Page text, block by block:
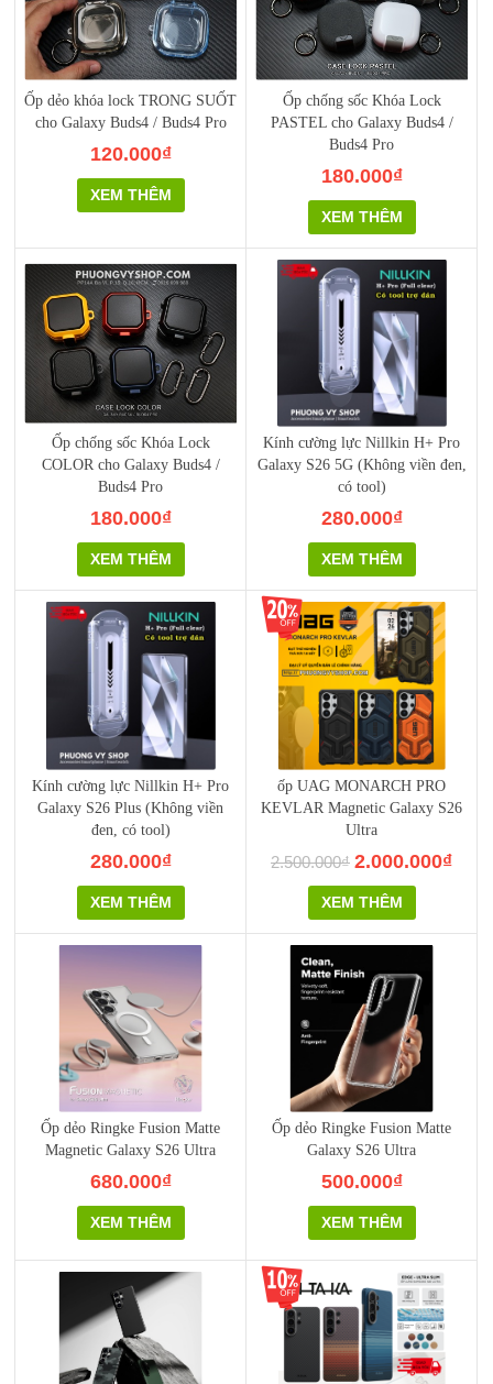
Ốp dẻo khóa lock TRONG SUỐT
cho Galaxy Buds4 / Buds4 Pro
120.000₫
XEM THÊM
Ốp chống sốc Khóa Lock
PASTEL cho Galaxy Buds4 /
Buds4 Pro
180.000₫
XEM THÊM
Ốp chống sốc Khóa Lock
COLOR cho Galaxy Buds4 /
Buds4 Pro
180.000₫
XEM THÊM
Kính cường lực Nillkin H+ Pro
Galaxy S26 5G (Không viền đen,
có tool)
280.000₫
XEM THÊM
Kính cường lực Nillkin H+ Pro
Galaxy S26 Plus (Không viền
đen, có tool)
280.000₫
XEM THÊM
ốp UAG MONARCH PRO
KEVLAR Magnetic Galaxy S26
Ultra
2.500.000₫ 2.000.000₫
XEM THÊM
Ốp dẻo Ringke Fusion Matte
Magnetic Galaxy S26 Ultra
680.000₫
XEM THÊM
Ốp dẻo Ringke Fusion Matte
Galaxy S26 Ultra
500.000₫
XEM THÊM